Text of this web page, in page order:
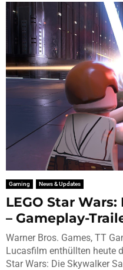
Gaming News & Updates
LEGO Star
– Gameplay-
Warner Bros. Games, TT
Lucasfilm enthüllten heute
Star Wars: Die Skywalker